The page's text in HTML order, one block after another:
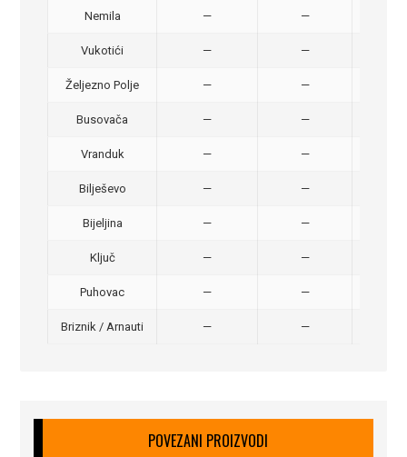
Nemila — —
Vukotići — —
Željezno Polje — —
Busovača — —
Vranduk — —
Bilješevo — —
Bijeljina — —
Ključ — —
Puhovac — —
Briznik / Arnauti — —
POVEZANI PROIZVODI